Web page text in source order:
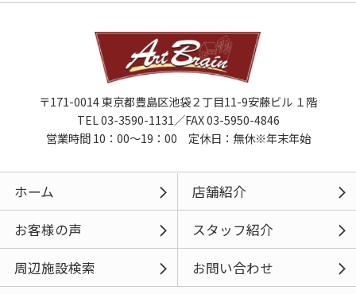
〒171-0014 東京都豊島区池袋２丁目11-9安藤ビル １階
TEL 03-3590-1131／FAX 03-5950-4846
営業時間 10：00～19：00 定休日：無休※年末年始
ホーム
店舗紹介
お客様の声
スタッフ紹介
周辺施設検索
お問い合わせ